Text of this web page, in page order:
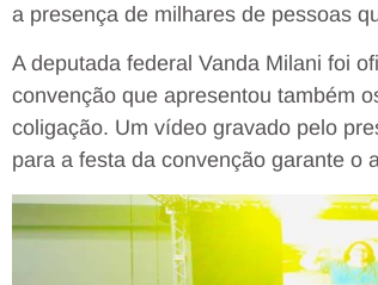
a presença de milhares de pessoas
A deputada federal Vanda Milani foi
convenção que apresentou também
coligação. Um vídeo gravado pelo
para a festa da convenção garante o